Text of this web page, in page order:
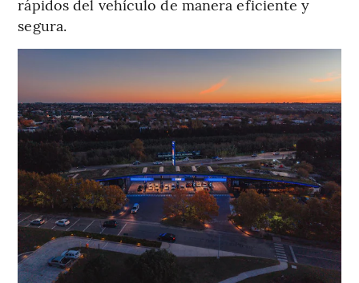
rápidos del vehículo de manera eficiente y
segura.